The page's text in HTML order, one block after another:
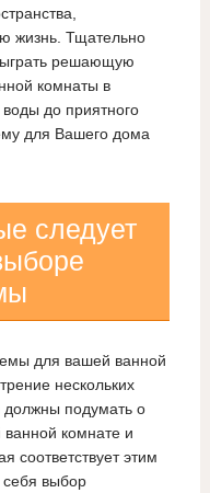
жизнь. Тщательно
решающую
комнаты в
до приятного
для Вашего дома
следует
для вашей ванной
нескольких
подумать о
комнате и
соответствует этим
выбор